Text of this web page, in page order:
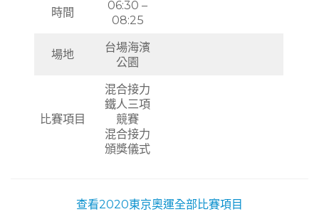
時間
06:30 –
08:25
場地
台場海濱
公園
比賽項目
混合接力
鐵人三項
競賽
混合接力
頒獎儀式
查看2020東京奧運全部比賽項目